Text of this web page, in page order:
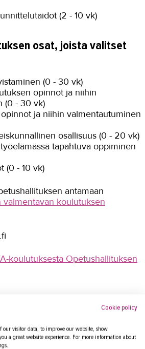
(2 - 10 vk)
osat, joista valitset
(0 - 30 vk)
opinnot ja niihin
(0 - 30 vk)
ja niihin valmentautuminen
osallisuus (0 - 20 vk)
tapahtuva oppiminen
(0 - 10 vk)
antamaan
koulutuksen
koulutuksesta Opetushallituksen
koulutus (TUVA)
KOULUTUS
Cookie policy
our visitor data, to improve our website, show
a great website experience. For more information about